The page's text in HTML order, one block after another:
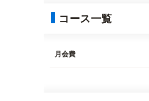
コース一覧
月会費